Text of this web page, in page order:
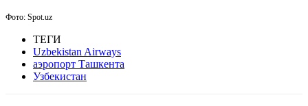
Фото: Spot.uz
ТЕГИ
Uzbekistan Airways
аэропорт Ташкента
Узбекистан